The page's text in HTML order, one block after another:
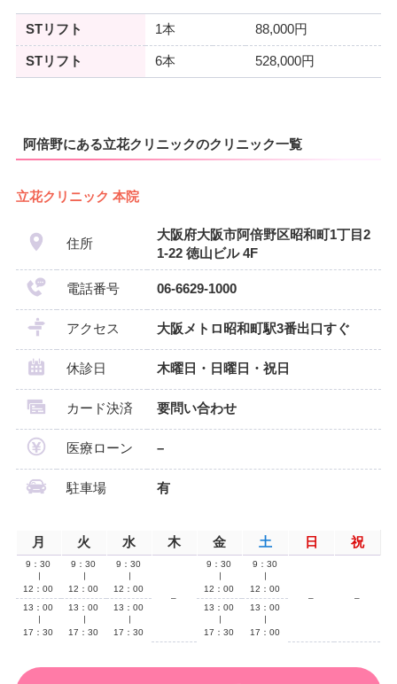
STリフト 1本 88,000円
STリフト 6本 528,000円
阿倍野にある立花クリニックのクリニック一覧
立花クリニック 本院
住所
大阪府大阪市阿倍野区昭和町1丁目2
1-22 徳山ビル 4F
電話番号 06-6629-1000
アクセス 大阪メトロ昭和町駅3番出口すぐ
休診日 木曜日・日曜日・祝日
カード決済 要問い合わせ
医療ローン –
駐車場 有
月 火 水 木 金 土 日 祝
9：30
12：00
9：30
12：00
9：30
12：00
–
9：30
12：00
9：30
12：00
–
–
13：00
17：30
13：00
17：30
13：00
17：30
13：00
17：30
13：00
17：00